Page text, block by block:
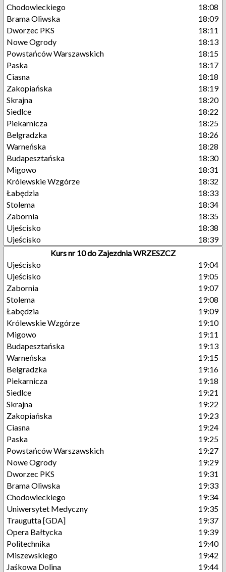
Chodowieckiego
18:08
Brama Oliwska
18:09
Dworzec PKS
18:11
Nowe Ogrody
18:13
Powstańców Warszawskich
18:15
Paska
18:17
Ciasna
18:18
Zakopiańska
18:19
Skrajna
18:20
Siedlce
18:22
Piekarnicza
18:25
Belgradzka
18:26
Warneńska
18:28
Budapesztańska
18:30
Migowo
18:31
Królewskie Wzgórze
18:32
Łabędzia
18:33
Stolema
18:34
Zabornia
18:35
Ujeścisko
18:38
Ujeścisko
18:39
Kurs nr 10 do Zajezdnia WRZESZCZ
Ujeścisko
19:04
Ujeścisko
19:05
Zabornia
19:07
Stolema
19:08
Łabędzia
19:09
Królewskie Wzgórze
19:10
Migowo
19:11
Budapesztańska
19:13
Warneńska
19:15
Belgradzka
19:16
Piekarnicza
19:18
Siedlce
19:21
Skrajna
19:22
Zakopiańska
19:23
Ciasna
19:24
Paska
19:25
Powstańców Warszawskich
19:27
Nowe Ogrody
19:29
Dworzec PKS
19:31
Brama Oliwska
19:33
Chodowieckiego
19:34
Uniwersytet Medyczny
19:35
Traugutta [GDA]
19:37
Opera Bałtycka
19:39
Politechnika
19:40
Miszewskiego
19:42
Jaśkowa Dolina
19:44